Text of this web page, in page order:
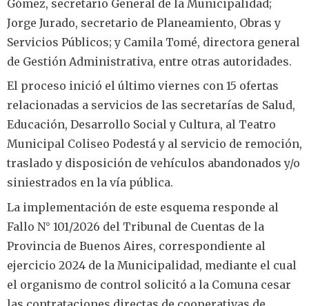
Gómez, secretario General de la Municipalidad;
Jorge Jurado, secretario de Planeamiento, Obras y
Servicios Públicos; y Camila Tomé, directora general
de Gestión Administrativa, entre otras autoridades.
El proceso inició el último viernes con 15 ofertas
relacionadas a servicios de las secretarías de Salud,
Educación, Desarrollo Social y Cultura, al Teatro
Municipal Coliseo Podestá y al servicio de remoción,
traslado y disposición de vehículos abandonados y/o
siniestrados en la vía pública.
La implementación de este esquema responde al
Fallo N° 101/2026 del Tribunal de Cuentas de la
Provincia de Buenos Aires, correspondiente al
ejercicio 2024 de la Municipalidad, mediante el cual
el organismo de control solicitó a la Comuna cesar